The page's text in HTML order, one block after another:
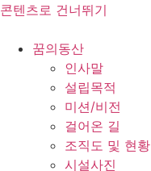
콘텐츠로 건너뛰기
꿈의동산
인사말
설립목적
미션/비전
걸어온 길
조직도 및 현황
시설사진